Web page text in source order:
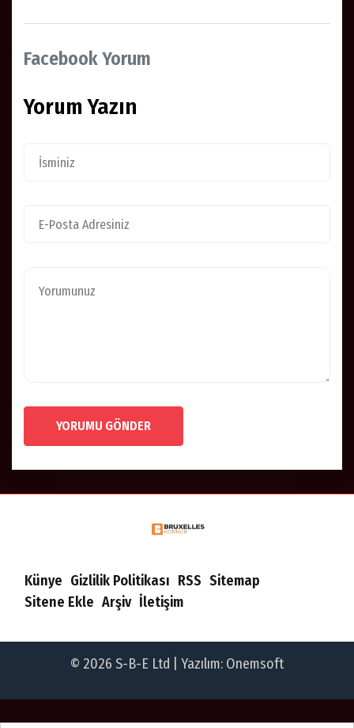
Facebook Yorum
Yorum Yazın
YORUMU GÖNDER
Künye Gizlilik Politikası RSS Sitemap
Sitene Ekle Arşiv İletişim
© 2026 S-B-E Ltd | Yazılım: Onemsoft